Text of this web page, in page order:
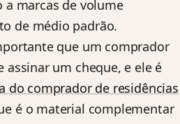
a marcas de volume
de médio padrão.
que um comprador
assinar um cheque, e ele é
do comprador de residências
é o material complementar